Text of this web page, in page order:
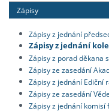
Zápisy
Zápisy z jednání
Zápisy z jednání
Zápisy z porad děkana
Zápisy ze zasedání
Zápisy z jednání Ediční
Zápisy ze zasedání
Zápisy z jednání komisí